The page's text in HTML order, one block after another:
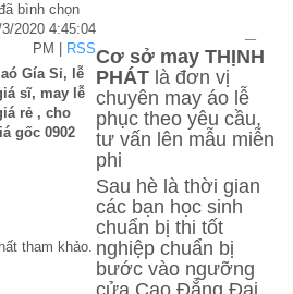
bình chọn
2020 4:45:04
PM
RSS
Gía Sỉ, lễ
sĩ, may lễ
rẻ , cho
gốc 0902
tham khảo.
M
Cơ sở may THỊNH
PHÁT là đơn vị
chuyên may áo lễ
phục theo yêu cầu,
tư vấn lên mẫu miễn
phi
Sau hè là thời gian
các bạn học sinh
chuẩn bị thi tốt
nghiệp chuẩn bị
bước vào ngưỡng